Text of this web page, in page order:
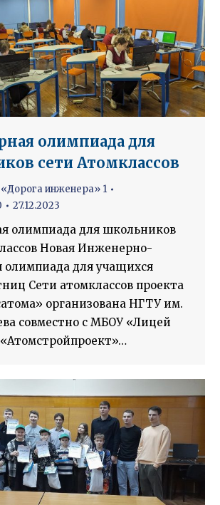
олимпиада для
сети Атомклассов
инженера» 1
27.12.2023
олимпиада для школьников
Новая Инженерно-
олимпиада для учащихся
Сети атомклассов проекта
организована НГТУ им.
совместно с МБОУ «Лицей